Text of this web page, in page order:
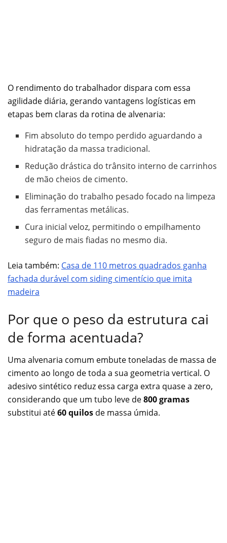
O rendimento do trabalhador dispara com essa
agilidade diária, gerando vantagens logísticas em
etapas bem claras da rotina de alvenaria:
Fim absoluto do tempo perdido aguardando a
hidratação da massa tradicional.
Redução drástica do trânsito interno de carrinhos
de mão cheios de cimento.
Eliminação do trabalho pesado focado na limpeza
das ferramentas metálicas.
Cura inicial veloz, permitindo o empilhamento
seguro de mais fiadas no mesmo dia.
Leia também: Casa de 110 metros quadrados ganha
fachada durável com siding cimentício que imita
madeira
Por que o peso da estrutura cai
de forma acentuada?
Uma alvenaria comum embute toneladas de massa de
cimento ao longo de toda a sua geometria vertical. O
adesivo sintético reduz essa carga extra quase a zero,
considerando que um tubo leve de800 gramas
substitui até60 quilos de massa úmida.